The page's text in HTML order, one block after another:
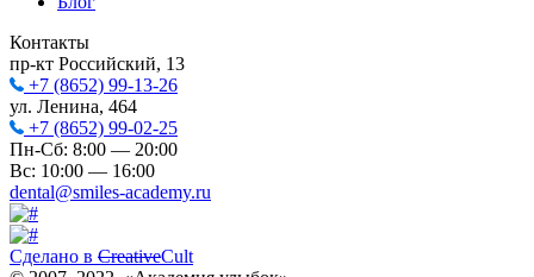
Контакты
пр-кт Российский, 13
+7 (8652) 99-13-26
ул. Ленина, 464
+7 (8652) 99-02-25
Пн-Сб: 8:00 — 20:00
Вс: 10:00 — 16:00
dental@smiles-academy.ru
Сделано в CreativeCult